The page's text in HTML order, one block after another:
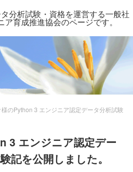
分析試験・資格を運営する一般社
ア育成推進協会のページです。
様のPython 3 エンジニア認定データ分析試験
3 エンジニア認定デー
記を公開しました。